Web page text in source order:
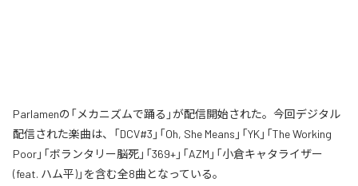
Parlamenの「メカニズムで踊る」が配信開始された。今回デジタル
配信された楽曲は、「DCV#3」「Oh, She Means」「YK」「The Working
Poor」「ボランタリー脳死」「369+」「AZM」「小倉キャタライザー
(feat. ハム平)」を含む全8曲となっている。